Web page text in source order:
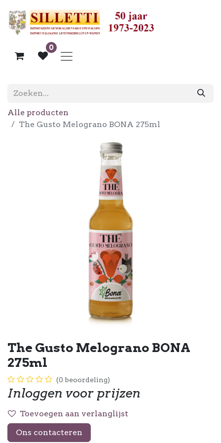
0
Alle producten
The Gusto Melograno BONA 275ml
The Gusto Melograno BONA
275ml
(0 beoordeling)
Inloggen voor prijzen
Toevoegen aan verlanglijst
Ons contacteren